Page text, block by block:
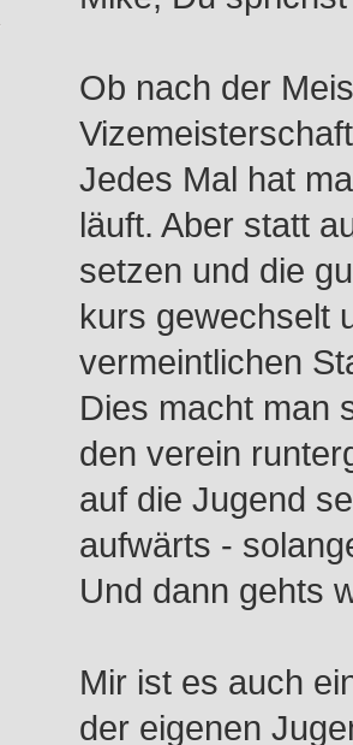
Ob nach der
Jedes Mal hat
läuft. Aber statt
setzen und die
kurs gewechselt
vermeintlichen
Dies macht man
den verein
auf die Jugend
aufwärts -
Und dann gehts
Mir ist es auch
der eigenen